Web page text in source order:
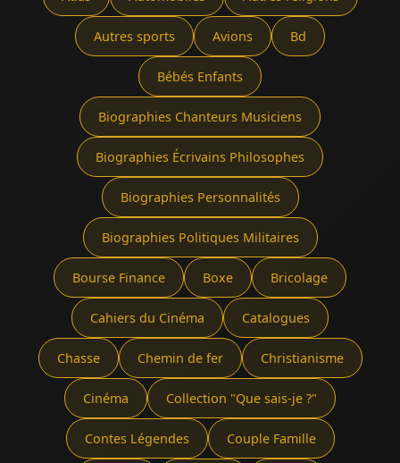
Autres sports Avions Bd
Bébés Enfants
Biographies Chanteurs Musiciens
Biographies Écrivains Philosophes
Biographies Personnalités
Biographies Politiques Militaires
Bourse Finance Boxe Bricolage
Cahiers du Cinéma Catalogues
Chasse Chemin de fer Christianisme
Cinéma Collection "Que sais-je ?"
Contes Légendes Couple Famille